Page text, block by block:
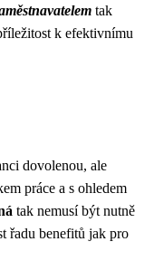
tak
k efektivnímu
dovolenou, ale
práce a s ohledem
tak nemusí být nutně
řadu benefitů jak pro